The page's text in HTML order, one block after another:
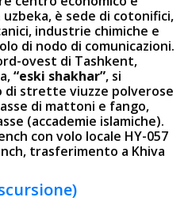
è sede di cotonifici,
industrie chimiche e
di nodo di comunicazioni.
ovest di Tashkent,
“eski shakhar”, si
di strette viuzze polverose
di mattoni e fango,
(accademie islamiche).
con volo locale HY-057
trasferimento a Khiva